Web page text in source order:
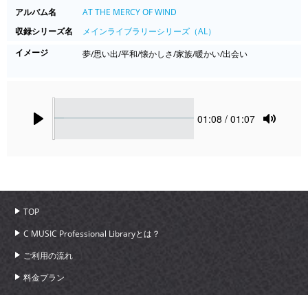
アルバム名
AT THE MERCY OF WIND
収録シリーズ名
メインライブラリーシリーズ（AL）
イメージ
夢/思い出/平和/懐かしさ/家族/暖かい/出会い
Current
01:08 / 01:07
TOP
C MUSIC Professional Libraryとは？
ご利用の流れ
料金プラン